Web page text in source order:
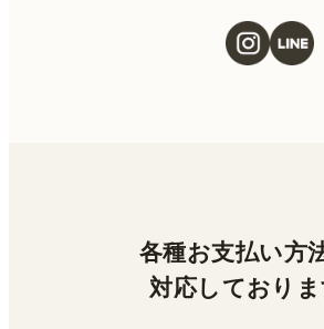
各種お支払い方
対応しており